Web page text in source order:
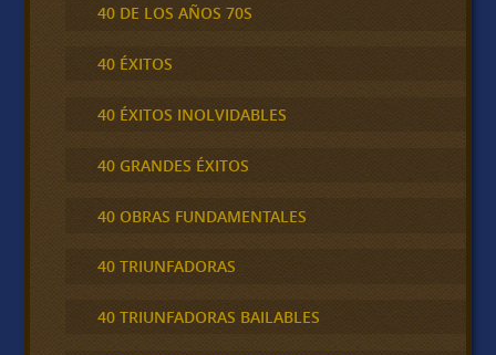
40 DE LOS AÑOS 70S
40 ÉXITOS
40 ÉXITOS INOLVIDABLES
40 GRANDES ÉXITOS
40 OBRAS FUNDAMENTALES
40 TRIUNFADORAS
40 TRIUNFADORAS BAILABLES